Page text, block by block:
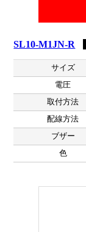
SL10-M1JN-R
サイズ
電圧
取付方法
配線方法
ブザー
色